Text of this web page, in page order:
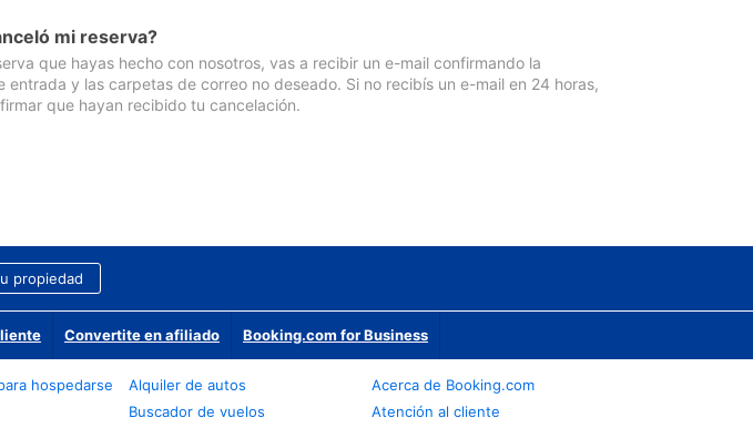
mi reserva?
que hayas hecho con nosotros, vas a recibir un e-mail confirmando la
entrada y las carpetas de correo no deseado. Si no recibís un e-mail en 24 horas,
que hayan recibido tu cancelación.
propiedad
Convertite en afiliado Booking.com for Business
hospedarse
Alquiler de autos
Buscador de vuelos
Acerca de Booking.com
Atención al cliente